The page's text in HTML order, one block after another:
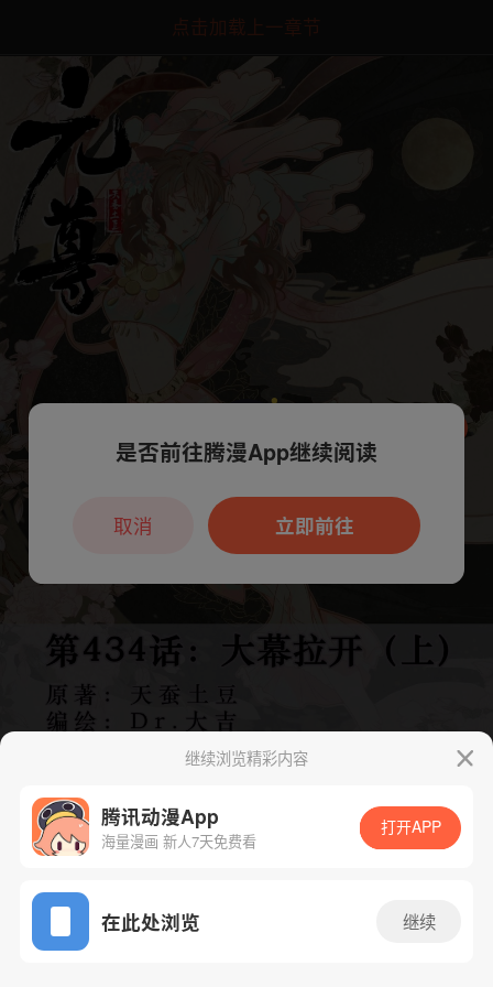
点击加载上一章节
App免费看
继续浏览精彩内容
腾讯动漫App
海量漫画 新人7天免费看
打开APP
在此处浏览 继续
本章节仅支持App阅读，可打开App新用
户7天免费看
是否前往腾漫App继续阅读
立即前往
取消